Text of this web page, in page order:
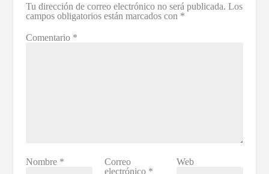
Tu dirección de correo electrónico no será publicada. Los
campos obligatorios están marcados con *
Comentario *
Nombre *
Correo
electrónico *
Web